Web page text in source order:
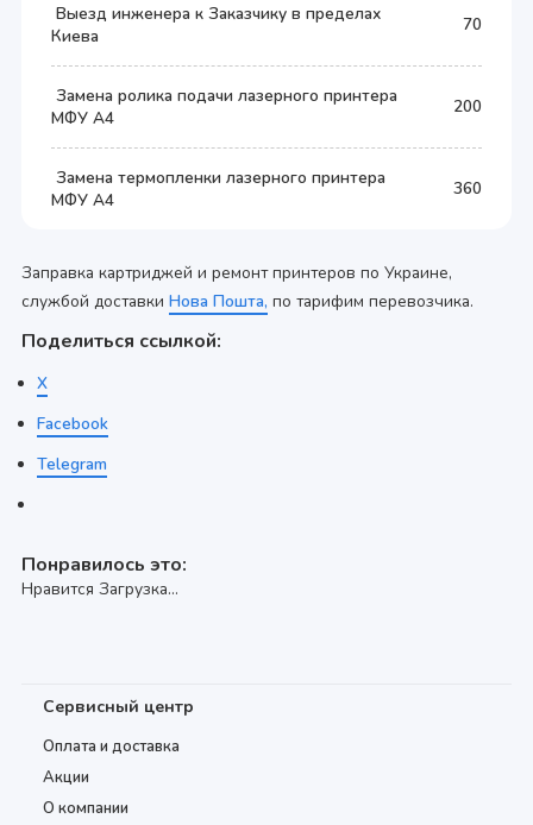
Выезд инженера к Заказчику в пределах
Киева
70
Замена ролика подачи лазерного принтера
МФУ А4
200
Замена термопленки лазерного принтера
МФУ А4
360
Заправка картриджей и ремонт принтеров по Украине,
службой доставки Нова Пошта, по тарифим перевозчика.
Поделиться ссылкой:
X
Facebook
Telegram
Понравилось это:
Нравится Загрузка...
Сервисный центр
Оплата и доставка
Акции
О компании